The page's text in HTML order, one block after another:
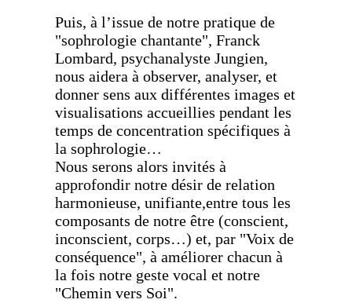
Puis, à l’issue de notre pratique de
"sophrologie chantante", Franck
Lombard, psychanalyste Jungien,
nous aidera à observer, analyser, et
donner sens aux différentes images et
visualisations accueillies pendant les
temps de concentration spécifiques à
la sophrologie…
Nous serons alors invités à
approfondir notre désir de relation
harmonieuse, unifiante,entre tous les
composants de notre être (conscient,
inconscient, corps…) et, par "Voix de
conséquence", à améliorer chacun à
la fois notre geste vocal et notre
"Chemin vers Soi".